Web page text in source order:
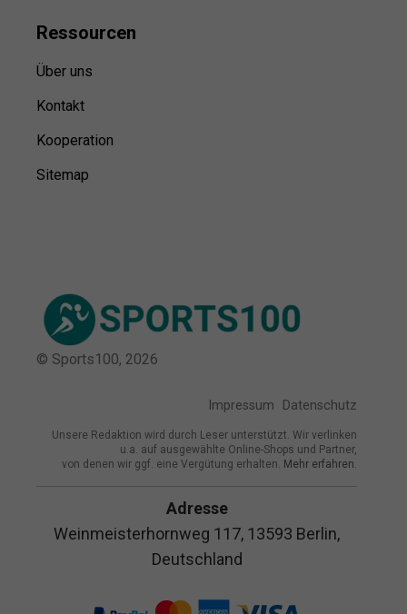
Ressourcen
Über uns
Kontakt
Kooperation
Sitemap
© Sports100, 2026
Impressum Datenschutz
Unsere Redaktion wird durch Leser unterstützt. Wir verlinken
u.a. auf ausgewählte Online-Shops und Partner,
von denen wir ggf. eine Vergütung erhalten. Mehr erfahren.
Adresse
Weinmeisterhornweg 117, 13593 Berlin,
Deutschland